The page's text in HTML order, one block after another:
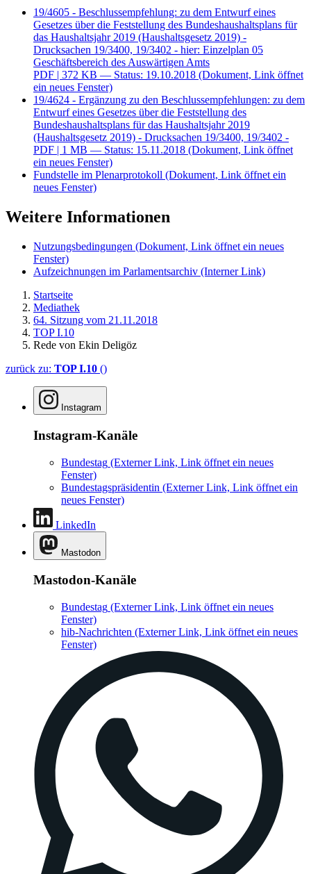
19/4605 - Beschlussempfehlung: zu dem Entwurf eines
Gesetzes über die Feststellung des Bundeshaushaltsplans für
das Haushaltsjahr 2019 (Haushaltsgesetz 2019) -
Drucksachen 19/3400, 19/3402 - hier: Einzelplan 05
Geschäftsbereich des Auswärtigen Amts
PDF | 372 KB — Status: 19.10.2018 (Dokument, Link öffnet
ein neues Fenster)
19/4624 - Ergänzung zu den Beschlussempfehlungen: zu dem
Entwurf eines Gesetzes über die Feststellung des
Bundeshaushaltsplans für das Haushaltsjahr 2019
(Haushaltsgesetz 2019) - Drucksachen 19/3400, 19/3402 -
PDF | 1 MB — Status: 15.11.2018 (Dokument, Link öffnet
ein neues Fenster)
Fundstelle im Plenarprotokoll (Dokument, Link öffnet ein
neues Fenster)
Weitere Informationen
Nutzungsbedingungen (Dokument, Link öffnet ein neues
Fenster)
Aufzeichnungen im Parlamentsarchiv (Interner Link)
Startseite
Mediathek
64. Sitzung vom 21.11.2018
TOP I.10
Rede von Ekin Deligöz
zurück zu: TOP I.10 ()
Instagram
Instagram-Kanäle
Bundestag (Externer Link, Link öffnet ein neues
Fenster)
Bundestagspräsidentin (Externer Link, Link öffnet ein
neues Fenster)
LinkedIn
Mastodon
Mastodon-Kanäle
Bundestag (Externer Link, Link öffnet ein neues
Fenster)
hib-Nachrichten (Externer Link, Link öffnet ein neues
Fenster)